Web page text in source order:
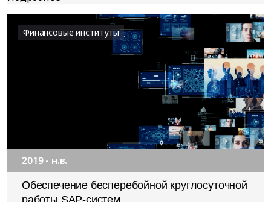
Финансовые институты
2019 - н.в.
Обеспечение бесперебойной круглосуточной
работы SAP-систем